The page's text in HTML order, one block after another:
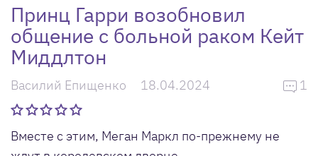
Принц Гарри возобновил
общение с больной раком Кейт
Миддлтон
Василий Епищенко 18.04.2024 1
Вместе с этим, Меган Маркл по-прежнему не